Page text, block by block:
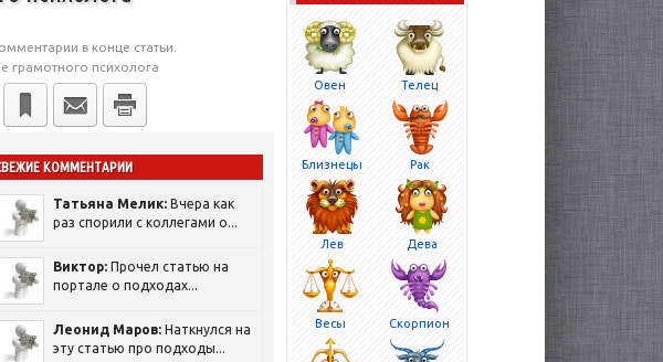
в конце статьи.
грамотного психолога
КОММЕНТАРИИ
Татьяна Мелик: Вчера как
раз спорили с коллегами о...
Виктор: Прочел статью на
портале о подходах...
Леонид Маров: Наткнулся на
эту статью про подходы...
Овен Телец
Близнецы Рак
Лев Дева
Весы Скорпион